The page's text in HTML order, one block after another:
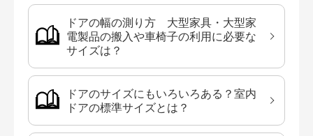
ドアの幅の測り方 大型家具・大型家
電製品の搬入や車椅子の利用に必要な
サイズは？
ドアのサイズにもいろいろある？室内
ドアの標準サイズとは？